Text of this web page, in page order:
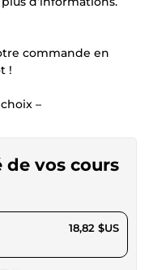
commande en
!
–
de vos cours
18,82 $US